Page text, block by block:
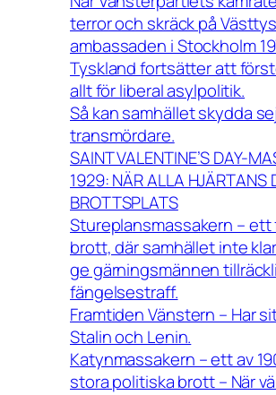
terror och skräck på
ambassaden i Stockholm
Tyskland fortsätter att
allt för liberal asylpolitik.
Så kan samhället skydda
transmördare.
SAINT VALENTINE’S DAY-
1929: NÄR ALLA HJÄRTANS
BROTTSPLATS
Stureplansmassakern –
brott, där samhället inte
ge gärningsmännen
fängelsestraff.
Framtiden Vänstern – Har
Stalin och Lenin.
Katynmassakern – ett av
stora politiska brott – När